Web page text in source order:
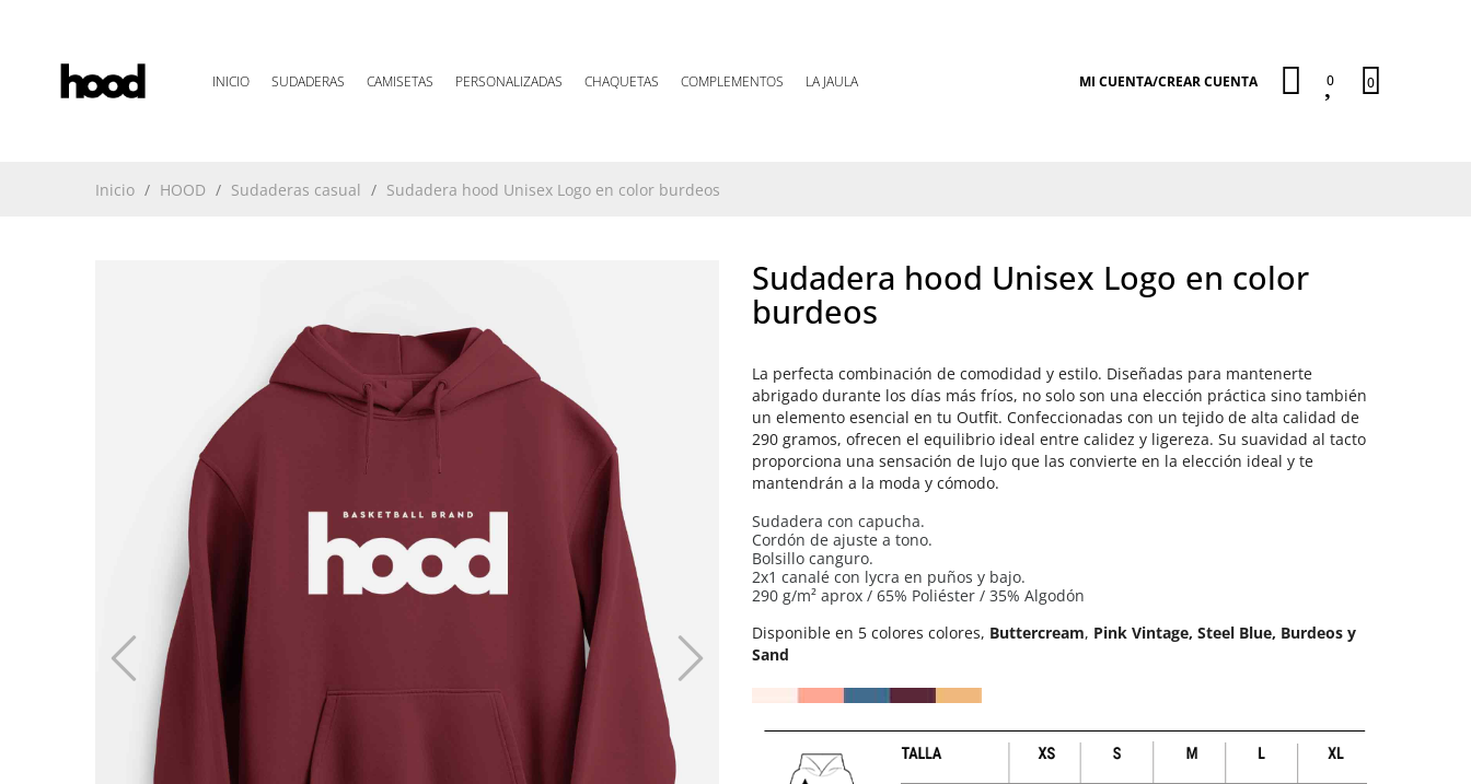
INICIO SUDADERAS CAMISETAS PERSONALIZADAS CHAQUETAS COMPLEMENTOS LA JAULA MI CUENTA/CREAR CUENTA 0 0
Inicio HOOD Sudaderas casual Sudadera hood Unisex Logo en color burdeos
Sudadera hood Unisex Logo en color
burdeos
La perfecta combinación de comodidad y estilo. Diseñadas para mantenerte
abrigado durante los días más fríos, no solo son una elección práctica sino también
un elemento esencial en tu Outfit. Confeccionadas con un tejido de alta calidad de
290 gramos, ofrecen el equilibrio ideal entre calidez y ligereza. Su suavidad al tacto
proporciona una sensación de lujo que las convierte en la elección ideal y te
mantendrán a la moda y cómodo.
Sudadera con capucha.
Cordón de ajuste a tono.
Bolsillo canguro.
2x1 canalé con lycra en puños y bajo.
290 g/m² aprox / 65% Poliéster / 35% Algodón
Disponible en 5 colores colores, Buttercream, Pink Vintage, Steel Blue, Burdeos y
Sand